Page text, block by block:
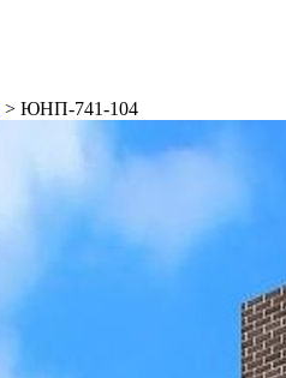
> ЮНП-741-104